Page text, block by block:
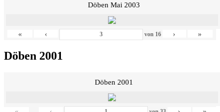
Döben Mai 2003
« ‹ von 16 › »
Döben 2001
Döben 2001